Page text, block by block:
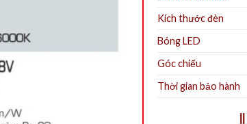
Kích thước đèn
Bóng LED
Góc chiếu
Thời gian bảo hành